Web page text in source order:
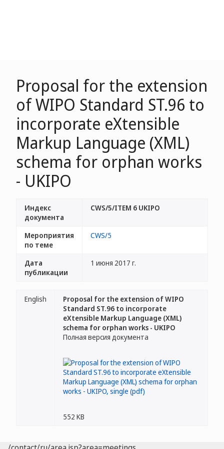
Proposal for the extension
of WIPO Standard ST.96 to
incorporate eXtensible
Markup Language (XML)
schema for orphan works
- UKIPO
Индекс
документа
CWS/5/ITEM 6 UKIPO
Мероприятия
по теме
CWS/5
Дата
публикации
1 июня 2017 г.
English
Proposal for the extension of WIPO
Standard ST.96 to incorporate
eXtensible Markup Language (XML)
schema for orphan works - UKIPO
Полная версия документа
552 KB